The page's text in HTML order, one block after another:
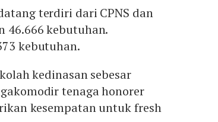
terdiri dari CPNS dan
46.666 kebutuhan.
kebutuhan.
kedinasan sebesar
tenaga honorer
kesempatan untuk fresh